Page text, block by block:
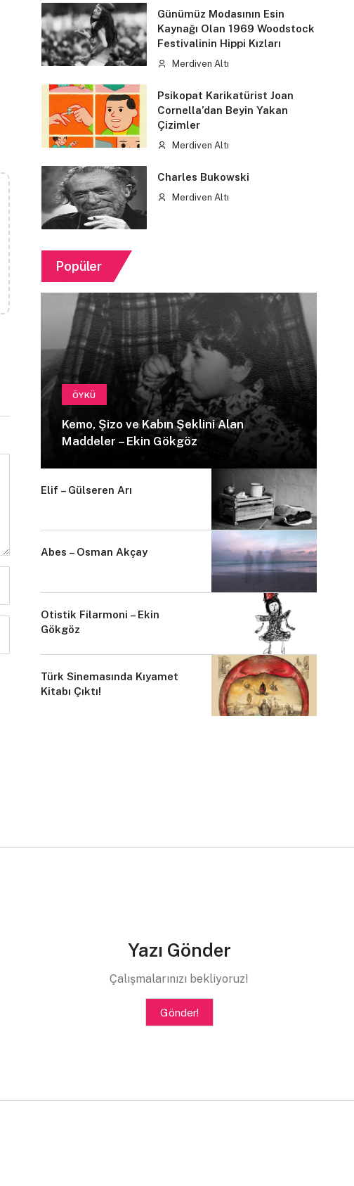
Günümüz Modasının Esin
Kaynağı Olan 1969 Woodstock
Festivalinin Hippi Kızları
Merdiven Altı
Psikopat Karikatürist Joan
Cornella’dan Beyin Yakan
Çizimler
Merdiven Altı
Charles Bukowski
Merdiven Altı
Popüler
ÖYKÜ
Kemo, Şizo ve Kabın Şeklini Alan
Maddeler – Ekin Gökgöz
Elif – Gülseren Arı
Abes – Osman Akçay
Otistik Filarmoni – Ekin
Gökgöz
Türk Sinemasında Kıyamet
Kitabı Çıktı!
Yazı Gönder
Çalışmalarınızı bekliyoruz!
Gönder!